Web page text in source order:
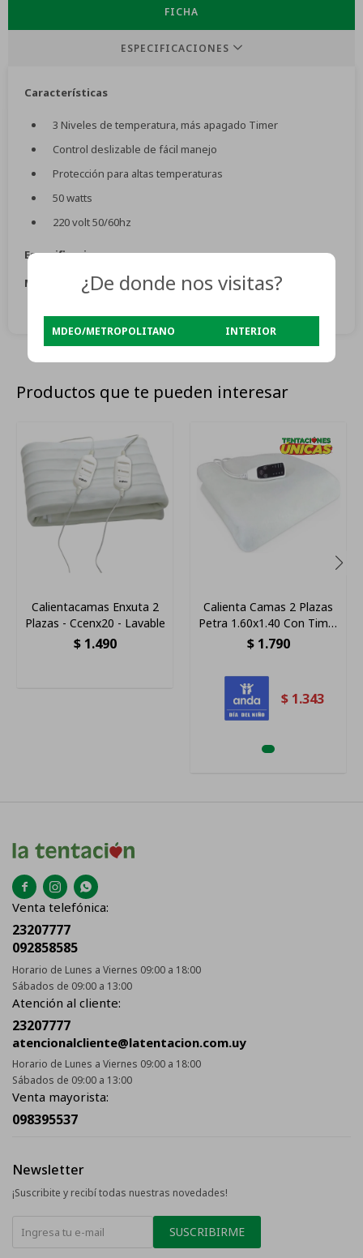
FICHA
ESPECIFICACIONES
Características
3 Niveles de temperatura, más apagado Timer
Control deslizable de fácil manejo
Protección para altas temperaturas
50 watts
220 volt 50/60hz
Especificaciones
Medidas (cm):150 x largo x 80 ancho
Productos que te pueden interesar
Calientacamas Enxuta 2
Plazas - Ccenx20 - Lavable
$ 1.490
Calienta Camas 2 Plazas
Petra 1.60x1.40 Con Timer
1 Control
$ 1.790
$ 1.343
  
Venta telefónica:
23207777
092858585
Horario de Lunes a Viernes 09:00 a 18:00
Sábados de 09:00 a 13:00
Atención al cliente:
23207777
atencionalcliente@latentacion.com.uy
Horario de Lunes a Viernes 09:00 a 18:00
Sábados de 09:00 a 13:00
Venta mayorista:
098395537
Newsletter
¡Suscribite y recibí todas nuestras novedades!
SUSCRIBIRME
¿De donde nos visitas?
MDEO/METROPOLITANO INTERIOR